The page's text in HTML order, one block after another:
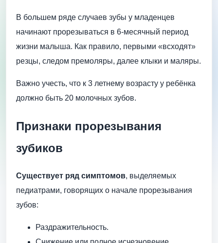
В большем ряде случаев зубы у младенцев
начинают прорезываться в 6-месячный период
жизни малыша. Как правило, первыми «всходят»
резцы, следом премоляры, далее клыки и маляры.
Важно учесть, что к 3 летнему возрасту у ребёнка
должно быть 20 молочных зубов.
Признаки прорезывания
зубиков
Существует ряд симптомов, выделяемых
педиатрами, говорящих о начале прорезывания
зубов:
Раздражительность.